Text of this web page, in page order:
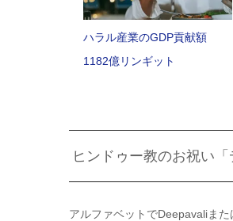
ハラル産業のGDP貢献額
1182億リンギット
ヒンドゥー教のお祝い
アルファベットでDeepavaliま